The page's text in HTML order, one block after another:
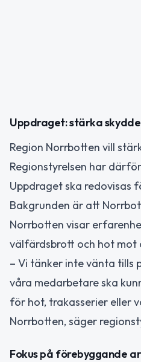
Uppdraget: stärka
Region Norrbotten vill
Regionstyrelsen har
Uppdraget ska redovisas
Bakgrunden är att
Norrbotten visar
välfärdsbrott och hot
– Vi tänker inte vänta tills
våra medarbetare ska
för hot, trakasserier eller
Norrbotten, säger
Fokus på förebyggande